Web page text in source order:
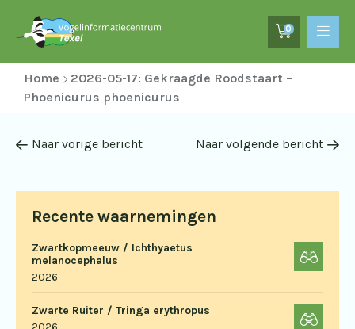
0
Home
2026-05-17: Gekraagde Roodstaart –
Phoenicurus phoenicurus
Recente waarnemingen
Zwartkopmeeuw / Ichthyaetus
melanocephalus
2026
Zwarte Ruiter / Tringa erythropus
Naar vorige bericht Naar volgende bericht